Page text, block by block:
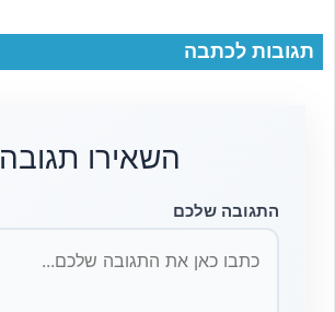
תגובות לכתבה
השאירו תגובה
התגובה שלכם